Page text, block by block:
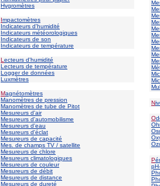
Hygromètres
Impactomètres
Indicateurs d'humidité
Indicateurs météorologiques
Indicateurs de son
Indicateurs de température
L ecteurs d'humidité
Lecteurs de température
Logger de données
Luxmètres
Magnétomètres
Manomètres de pression
Manomètres de tube de Pitot
Mesureurs d'air
Mesureurs d'automobilisme
Mesureurs d'eau
Mesureurs d'éclat
Mesureurs de capacité
Mes. de champs TV / satellite
Mesureurs de chlore
Mesureurs climatologiques
Mesureurs de couleur
Mesureurs de débit
Mesureurs de distance
Mesureurs de dureté
N
O
P